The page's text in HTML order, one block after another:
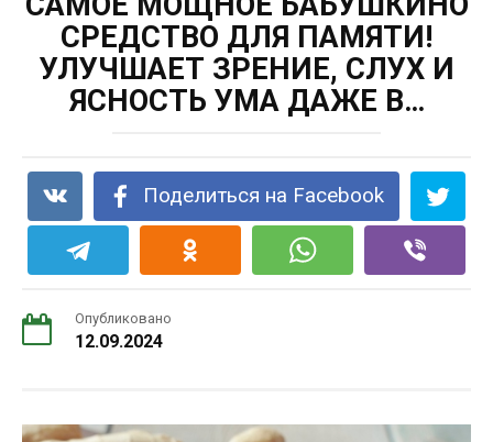
СРЕДСТВО ДЛЯ ПАМЯТИ!
УЛУЧШАЕТ ЗРЕНИЕ, СЛУХ И
ЯСНОСТЬ УМА ДАЖЕ В…
Поделиться на Facebook
Опубликовано
12.09.2024